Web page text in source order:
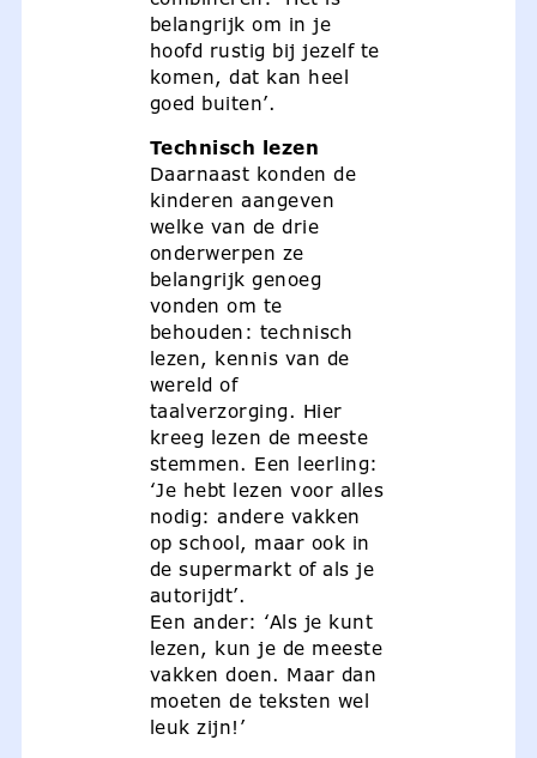
belangrijk om in je
hoofd rustig bij jezelf te
komen, dat kan heel
goed buiten’.
Technisch lezen
Daarnaast konden de
kinderen aangeven
welke van de drie
onderwerpen ze
belangrijk genoeg
vonden om te
behouden: technisch
lezen, kennis van de
wereld of
taalverzorging. Hier
kreeg lezen de meeste
stemmen. Een leerling:
‘Je hebt lezen voor alles
nodig: andere vakken
op school, maar ook in
de supermarkt of als je
autorijdt’.
Een ander: ‘Als je kunt
lezen, kun je de meeste
vakken doen. Maar dan
moeten de teksten wel
leuk zijn!’